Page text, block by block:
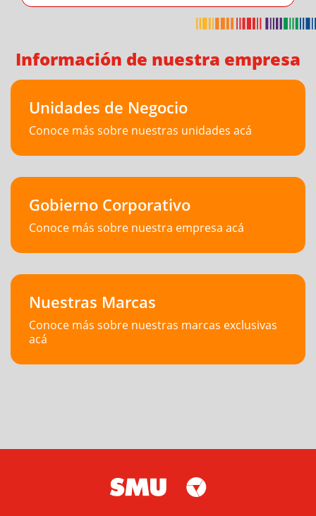
Información de nuestra empresa
Unidades de Negocio
Conoce más sobre nuestras unidades acá
Gobierno Corporativo
Conoce más sobre nuestra empresa acá
Nuestras Marcas
Conoce más sobre nuestras marcas exclusivas
acá